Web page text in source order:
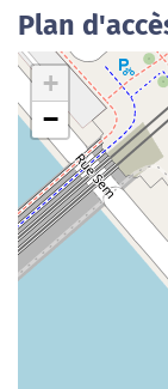
Plan
+
−